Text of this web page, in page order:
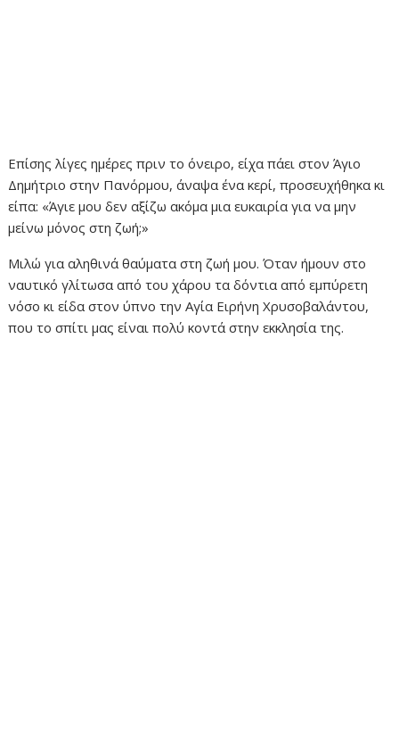
Επίσης λίγες ημέρες πριν το όνειρο, είχα πάει στον Άγιο
Δημήτριο στην Πανόρμου, άναψα ένα κερί, προσευχήθηκα κι
είπα: «Άγιε μου δεν αξίζω ακόμα μια ευκαιρία για να μην
μείνω μόνος στη ζωή;»
Μιλώ για αληθινά θαύματα στη ζωή μου. Όταν ήμουν στο
ναυτικό γλίτωσα από του χάρου τα δόντια από εμπύρετη
νόσο κι είδα στον ύπνο την Αγία Ειρήνη Χρυσοβαλάντου,
που το σπίτι μας είναι πολύ κοντά στην εκκλησία της.